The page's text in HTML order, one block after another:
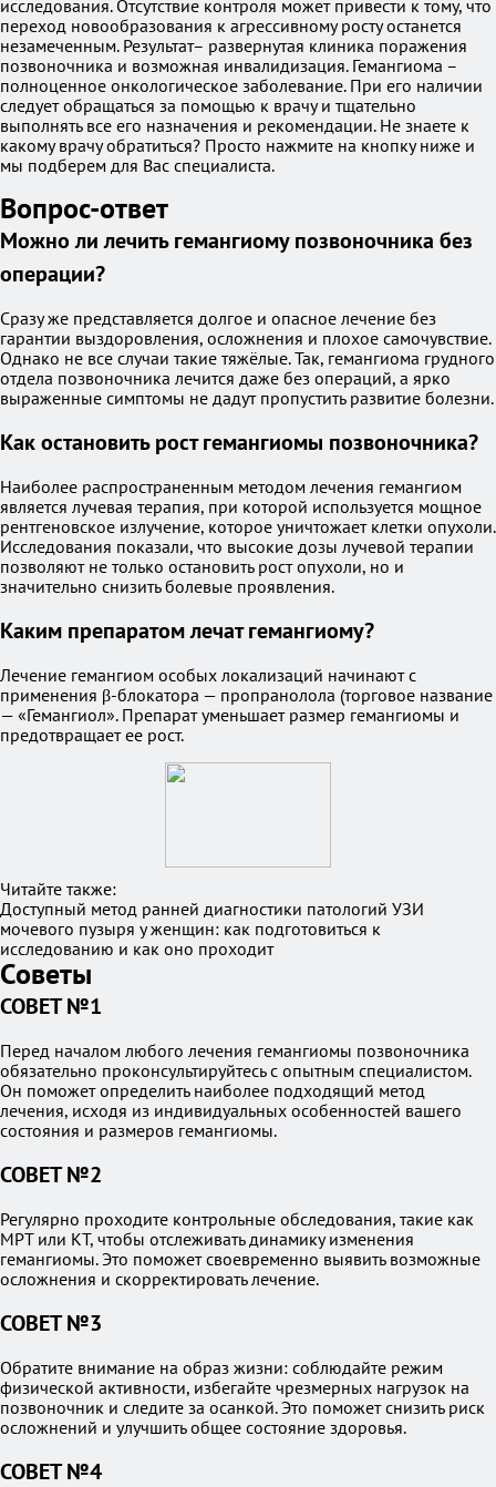
исследования. Отсутствие контроля может привести к тому, что
переход новообразования к агрессивному росту останется
незамеченным. Результат– развернутая клиника поражения
позвоночника и возможная инвалидизация. Гемангиома –
полноценное онкологическое заболевание. При его наличии
следует обращаться за помощью к врачу и тщательно
выполнять все его назначения и рекомендации. Не знаете к
какому врачу обратиться? Просто нажмите на кнопку ниже и
мы подберем для Вас специалиста.
Вопрос-ответ
Можно ли лечить гемангиому позвоночника без
операции?
Сразу же представляется долгое и опасное лечение без
гарантии выздоровления, осложнения и плохое самочувствие.
Однако не все случаи такие тяжёлые. Так, гемангиома грудного
отдела позвоночника лечится даже без операций, а ярко
выраженные симптомы не дадут пропустить развитие болезни.
Как остановить рост гемангиомы позвоночника?
Наиболее распространенным методом лечения гемангиом
является лучевая терапия, при которой используется мощное
рентгеновское излучение, которое уничтожает клетки опухоли.
Исследования показали, что высокие дозы лучевой терапии
позволяют не только остановить рост опухоли, но и
значительно снизить болевые проявления.
Каким препаратом лечат гемангиому?
Лечение гемангиом особых локализаций начинают с
применения β-блокатора — пропранолола (торговое название
— «Гемангиол». Препарат уменьшает размер гемангиомы и
предотвращает ее рост.
Читайте также:
Доступный метод ранней диагностики патологий УЗИ
мочевого пузыря у женщин: как подготовиться к
исследованию и как оно проходит
Советы
СОВЕТ №1
Перед началом любого лечения гемангиомы позвоночника
обязательно проконсультируйтесь с опытным специалистом.
Он поможет определить наиболее подходящий метод
лечения, исходя из индивидуальных особенностей вашего
состояния и размеров гемангиомы.
СОВЕТ №2
Регулярно проходите контрольные обследования, такие как
МРТ или КТ, чтобы отслеживать динамику изменения
гемангиомы. Это поможет своевременно выявить возможные
осложнения и скорректировать лечение.
СОВЕТ №3
Обратите внимание на образ жизни: соблюдайте режим
физической активности, избегайте чрезмерных нагрузок на
позвоночник и следите за осанкой. Это поможет снизить риск
осложнений и улучшить общее состояние здоровья.
СОВЕТ №4